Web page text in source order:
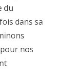
du
dans sa
nos